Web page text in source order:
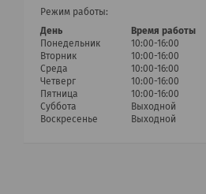
Режим работы:
День
Время работы
Понедельник
10:00-16:00
Вторник
10:00-16:00
Среда
10:00-16:00
Четверг
10:00-16:00
Пятница
10:00-16:00
Суббота
Выходной
Воскресенье
Выходной